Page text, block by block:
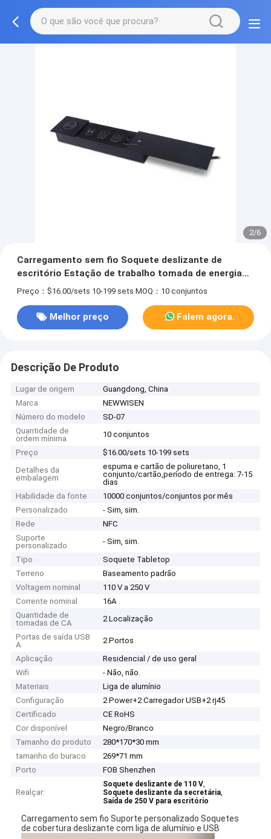
2/6
Carregamento sem fio Soquete deslizante de
escritório Estação de trabalho tomada de energia
110V-250V
Preço：$16.00/sets 10-199 sets MOQ：10 conjuntos
Melhor preço Falem agora.
Descrição De Produto
Lugar de origem
Guangdong, China
Marca
NEWWISEN
Número do modelo
SD-07
Quantidade de
ordem mínima
10 conjuntos
Preço
$16.00/sets 10-199 sets
Detalhes da
embalagem
espuma e cartão de poliuretano, 1
conjunto/cartão,período de entrega: 7-15
dias
Habilidade da fonte
10000 conjuntos/conjuntos por mês
Personalizado
- Sim, sim.
Rede
NFC
Suporte
personalizado
- Sim, sim.
Tipo
Soquete Tabletop
Terreno
Baseamento padrão
Voltagem nominal
110 V a 250 V
Corrente nominal
16A
Quantidade de
tomadas de CA
2 Localização
Portas de saída USB
A
2 Portos
Aplicação
Residencial / de uso geral
Wifi
- Não, não.
Materiais
Liga de alumínio
Configuração
2 Power+2 Carregador USB+2 rj45
Certificado
CE RoHS
Cor disponível
Negro/Branco
Tamanho do produto
280*170*30 mm
tamanho do buraco
269*71 mm
Porto
FOB Shenzhen
Realçar:
Soquete deslizante de 110 V,
Soquete deslizante da secretária,
Saída de 250 V para escritório
Carregamento sem fio Suporte personalizado Soquetes
de cobertura deslizante com liga de alumínio e USB